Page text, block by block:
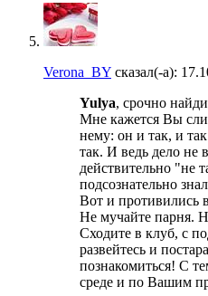
Verona_BY сказал(-а):
Yulya, срочно
Мне кажется Вы
нему: он и так, и
так. И ведь дело не
действительно "не
подсознательно
Вот и противились
Не мучайте парня.
Сходите в клуб, с
развейтесь и
познакомиться! С
среде и по Вашим